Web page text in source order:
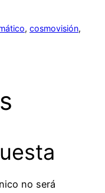
, cosmovisión
no será